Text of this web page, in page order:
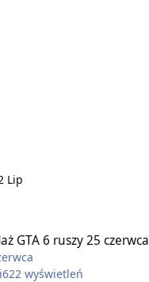
Lip
GTA 6 ruszy 25 czerwca
622 wyświetleń